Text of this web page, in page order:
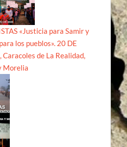
«Justicia para Samir y
los pueblos». 20 DE
Caracoles de La Realidad,
Morelia